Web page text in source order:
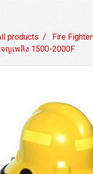
products
Fire Fighter
ญเพลิง 1500-2000F